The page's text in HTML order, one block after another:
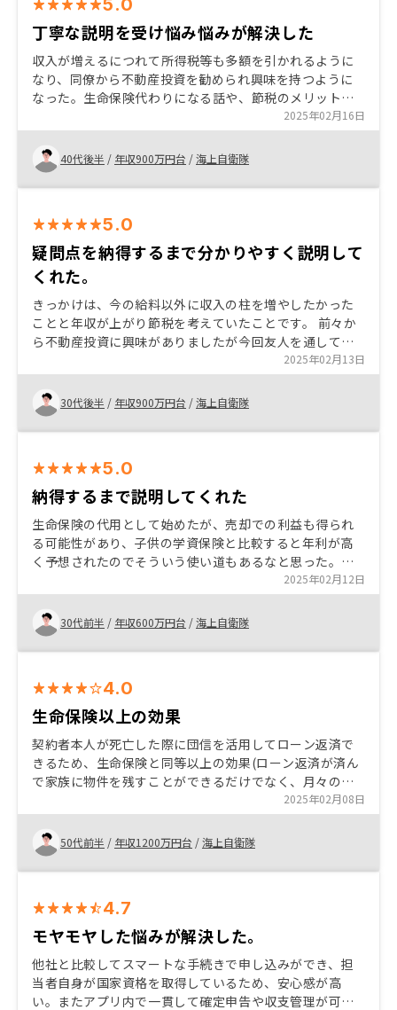
5.0
丁寧な説明を受け悩み悩みが解決した
収入が増えるにつれて所得税等も多額を引かれるように
なり、同僚から不動産投資を勧められ興味を持つように
なった。生命保険代わりになる話や、節税のメリットな
どはじめてよかったメリットを購入検討している人達に
勧めていきたい。
2025年02月16日
40代後半 / 年収900万円台 /海上自衛隊
5.0
疑問点を納得するまで分かりやすく説明して
くれた。
きっかけは、今の給料以外に収入の柱を増やしたかった
ことと年収が上がり節税を考えていたことです。 前々か
ら不動産投資に興味がありましたが今回友人を通してリ
ノシーさんを紹介してもらいました。購入を決めた点
は、疑問点等を的確にアドバイスいただき、担当者の城
内さんの対応が非常によかったです！ また、レスポンス
2025年02月13日
30代後半 / 年収900万円台 /海上自衛隊
5.0
納得するまで説明してくれた
生命保険の代用として始めたが、売却での利益も得られ
る可能性があり、子供の学資保険と比較すると年利が高
く予想されたのでそういう使い道もあるなと思った。セ
ールスの信頼性が高く、アプリで全て管理されておりと
ても使いやすい。家賃の支払いや管理費の支払いもリノ
シーバンクがあり、収入、支出がすぐ見れて分かりやす
い。
2025年02月12日
30代前半 / 年収600万円台 /海上自衛隊
4.0
生命保険以上の効果
契約者本人が死亡した際に団信を活用してローン返済で
きるため、生命保険と同等以上の効果(ローン返済が済ん
で家族に物件を残すことができるだけでなく、月々の家
賃収入を継続的に得られることで家族の生活支援にな
る。)が得られるため、掛け捨ての生命保険より効果的。
2025年02月08日
50代前半 / 年収1200万円台 /海上自衛隊
4.7
モヤモヤした悩みが解決した。
他社と比較してスマートな手続きで申し込みができ、担
当者自身が国家資格を取得しているため、安心感が高
い。またアプリ内で一貫して確定申告や収支管理が可能